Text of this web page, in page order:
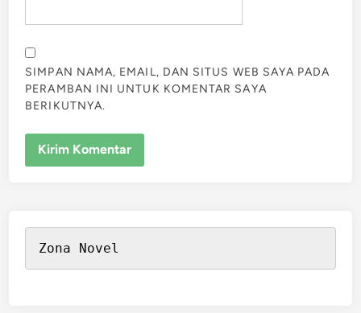
SIMPAN NAMA, EMAIL, DAN SITUS WEB SAYA PADA
PERAMBAN INI UNTUK KOMENTAR SAYA
BERIKUTNYA.
Zona Novel